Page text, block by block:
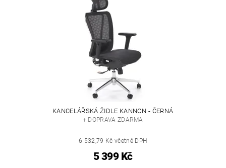
KANCELÁŘSKÁ ŽIDLE KANNON - ČERNÁ
+ DOPRAVA ZDARMA
6 532,79 Kč včetně DPH
5 399 Kč